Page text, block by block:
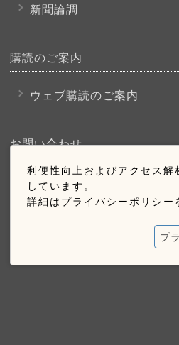
利便性向上およびアクセス
しています。
詳細はプライバシーポリシー
プ
新聞論調
購読のご案内
ウェブ購読のご案内
お問い合わせ
採用情報
お問い合わせ